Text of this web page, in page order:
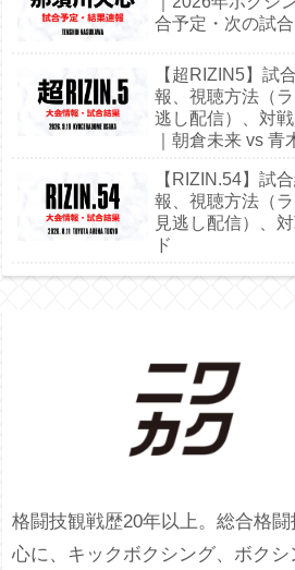
合予定・次の試合
【超RIZIN5】試
報、視聴方法（
逃し配信）、対
｜朝倉未来 vs 青
【RIZIN.54】試
報、視聴方法（ラ
見逃し配信）、
ド
格闘技観戦歴20年以上。総合格闘
心に、キックボクシング、ボクシ